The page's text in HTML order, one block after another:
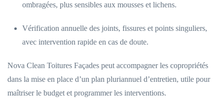
ombragées, plus sensibles aux mousses et lichens.
Vérification annuelle des joints, fissures et points singuliers,
avec intervention rapide en cas de doute.
Nova Clean Toitures Façades peut accompagner les copropriétés
dans la mise en place d’un plan pluriannuel d’entretien, utile pour
maîtriser le budget et programmer les interventions.